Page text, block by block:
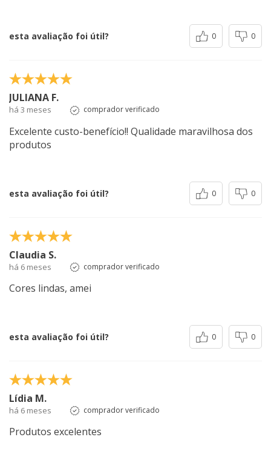
esta avaliação foi útil? 0 0
JULIANA F.
há 3 meses comprador verificado
Excelente custo-benefício!! Qualidade maravilhosa dos
produtos
esta avaliação foi útil? 0 0
Claudia S.
há 6 meses comprador verificado
Cores lindas, amei
esta avaliação foi útil? 0 0
Lídia M.
há 6 meses comprador verificado
Produtos excelentes